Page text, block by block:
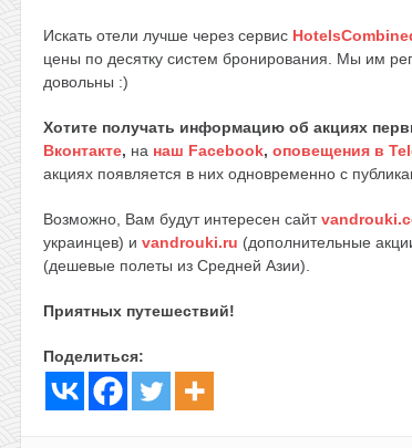
Искать отели лучше через сервис
цены по десятку систем бронирования. Мы им
довольны :)
Хотите получать информацию об акциях
Вконтакте, на наш Facebook, оповещения в
акциях появляется в них одновременно с
Возможно, Вам будут интересен сайт
украинцев) и vandrouki.ru (дополнительные
(дешевые полеты из Средней Азии).
Приятных путешествий!
Поделиться: